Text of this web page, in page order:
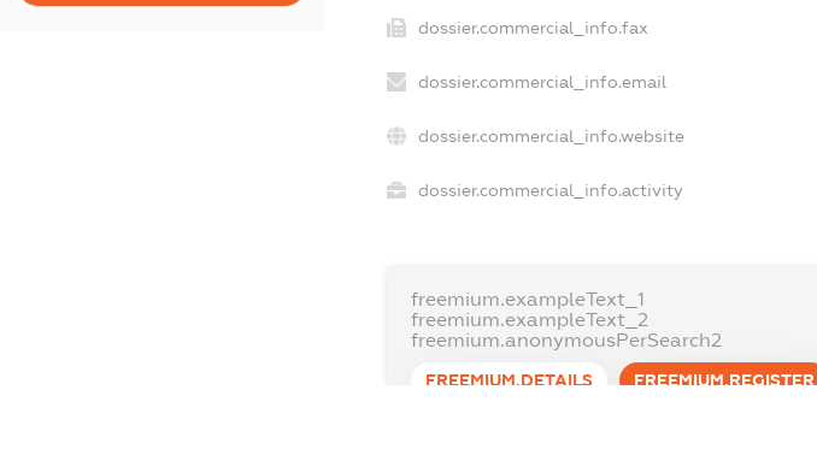
dossier.commercial_info.fax
dossier.commercial_info.email
dossier.commercial_info.website
dossier.commercial_info.activity
freemium.exampleText_1
freemium.exampleText_2
freemium.anonymousPerSearch2
FREEMIUM.DETAILS FREEMIUM.REGISTER